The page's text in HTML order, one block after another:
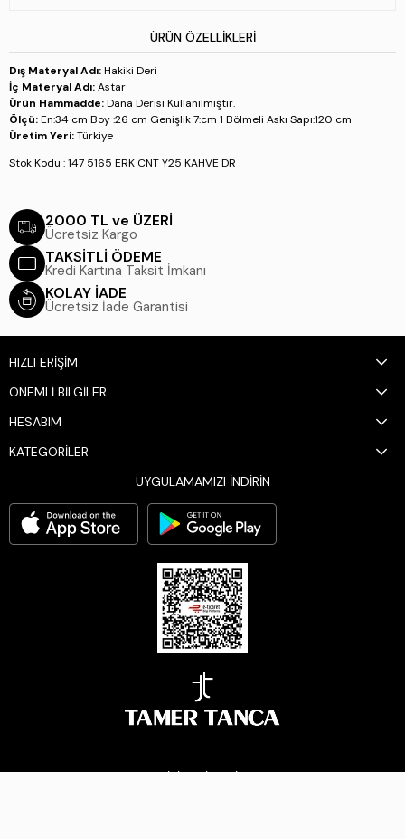
ÜRÜN ÖZELLIKLERI
Dış Materyal Adı:Hakiki Deri
İç Materyal Adı:Astar
Ürün Hammadde:Dana Derisi Kullanılmıştır.
Ölçü:En:34 cm Boy :26 cm Genişlik 7:cm 1 Bölmeli Askı Sapı:120 cm
Üretim Yeri:Türkiye
Stok Kodu : 147 5165 ERK CNT Y25 KAHVE DR
2000 TL ve ÜZERİ
Ücretsiz Kargo
TAKSİTLİ ÖDEME
Kredi Kartına Taksit İmkanı
KOLAY İADE
Ücretsiz İade Garantisi
HIZLI ERİŞİM
ÖNEMLİ BİLGİLER
HESABIM
KATEGORİLER
UYGULAMAMIZI İNDİRİN
BİZİ TAKİP EDİN